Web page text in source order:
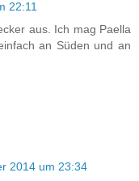
22:11
aus. Ich mag Paella
an Süden und an
2014 um 23:34